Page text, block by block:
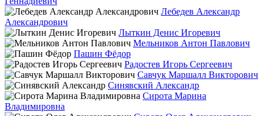
Лебедев Александр
Александрович
Лыткин Денис Игоревич
Мельников Антон Павлович
Пашин Фёдор
Радостев Игорь Сергеевич
Савчук Маршалл Викторович
Синявский Александр
Сирота Марина
Владимировна